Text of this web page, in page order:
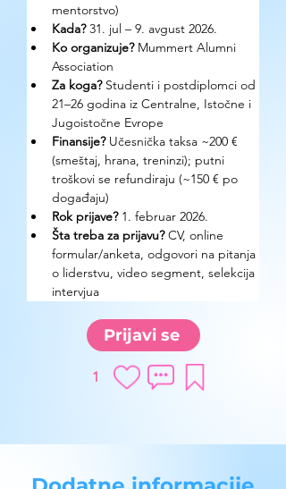
mentorstvo)
Kada? 31. jul – 9. avgust 2026.
Ko organizuje? Mummert Alumni
Association
Za koga? Studenti i postdiplomci od
21–26 godina iz Centralne, Istočne i
Jugoistočne Evrope
Finansije? Učesnička taksa ~200 €
(smeštaj, hrana, treninzi); putni
troškovi se refundiraju (~150 € po
događaju)
Rok prijave? 1. februar 2026.
Šta treba za prijavu? CV, online
formular/anketa, odgovori na pitanja
o liderstvu, video segment, selekcija
intervjua
Prijavi se
1